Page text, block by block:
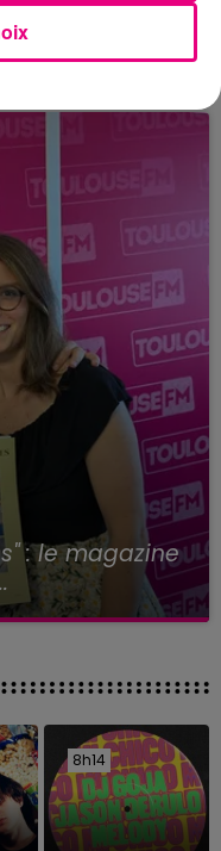
en appel
2027
: le magazine
8h14
8h14